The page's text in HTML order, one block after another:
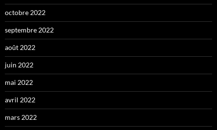
octobre 2022
septembre 2022
août 2022
juin 2022
mai 2022
avril 2022
mars 2022